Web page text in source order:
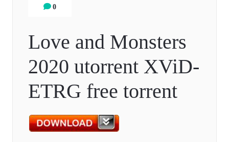
0
Love and Monsters
2020 utorrent XViD-
ETRG free torrent